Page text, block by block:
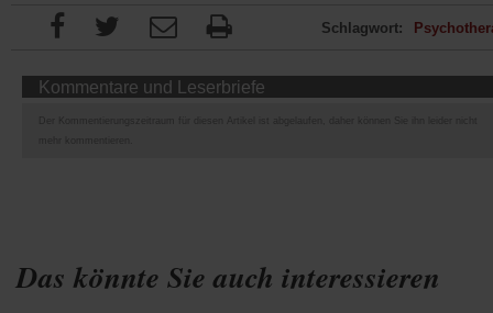
Das könnte Sie auch interessieren
Schlagwort:
Kommentare und Leserbriefe